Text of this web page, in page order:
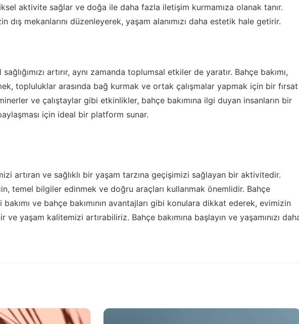
aktivite sağlar ve doğa ile daha fazla iletişim kurmamıza olanak tanır.
dış mekanlarını düzenleyerek, yaşam alanımızı daha estetik hale getirir.
artırır, aynı zamanda toplumsal etkiler de yaratır. Bahçe bakımı,
topluluklar arasında bağ kurmak ve ortak çalışmalar yapmak için bir fırsat
ve çalıştaylar gibi etkinlikler, bahçe bakımına ilgi duyan insanların bir
için ideal bir platform sunar.
artıran ve sağlıklı bir yaşam tarzına geçişimizi sağlayan bir aktivitedir.
temel bilgiler edinmek ve doğru araçları kullanmak önemlidir. Bahçe
ve bahçe bakımının avantajları gibi konulara dikkat ederek, evimizin
ve yaşam kalitemizi artırabiliriz. Bahçe bakımına başlayın ve yaşamınızı